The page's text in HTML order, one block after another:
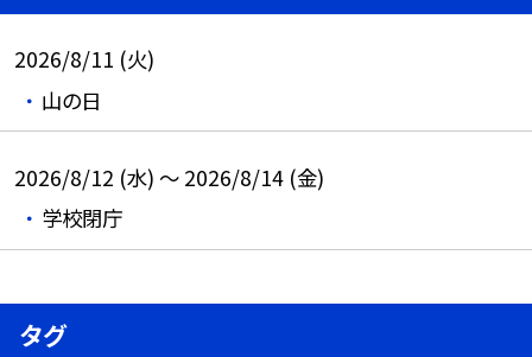
2026/8/11 (火)
山の日
2026/8/12 (水) ～ 2026/8/14 (金)
学校閉庁
タグ